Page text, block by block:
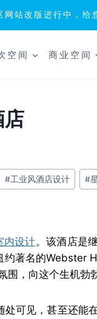
网站改版进行中，给
空间 商业空间
#工业风酒店设计 #
内设计。该酒店是
著名的Webster
，向这个生机勃
可见，甚至还能